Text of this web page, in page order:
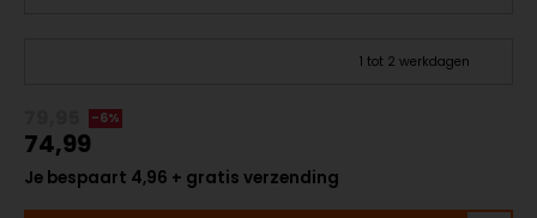
1 tot 2 werkdagen
-6%
74,99
Je bespaart 4,96 + gratis verzending